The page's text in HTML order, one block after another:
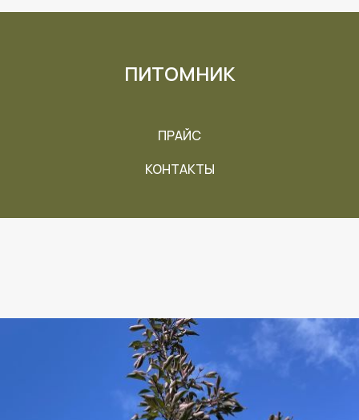
ПИТОМНИК
ПРАЙС
КОНТАКТЫ